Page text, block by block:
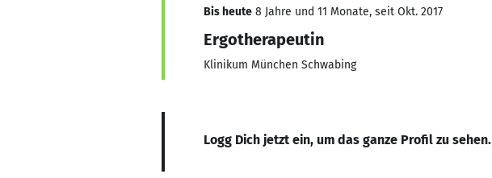
Bis heute 8 Jahre und 11 Monate, seit Okt. 2017
Ergotherapeutin
Klinikum München Schwabing
Logg Dich jetzt ein, um das ganze Profil zu sehen.